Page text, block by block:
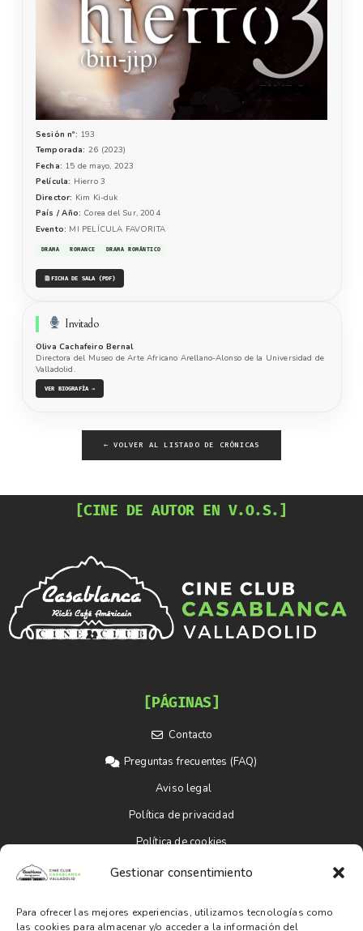
Gestionar consentimiento
Para ofrecer las mejores experiencias, utilizamos tecnologías como
las cookies para almacenar y/o acceder a la información del
Sesión nº: 193
Temporada: 26 (2023)
Fecha: 15 de mayo, 2023
Película: Hierro 3
Director: Kim Ki-duk
País / Año: Corea del Sur, 2004
Evento: MI PELÍCULA FAVORITA
DRAMA ROMANCE DRAMA ROMÁNTICO
FICHA DE SALA (PDF)
Invitado
Oliva Cachafeiro Bernal
Directora del Museo de Arte Africano Arellano-Alonso de la Universidad de
Valladolid.
VER BIOGRAFÍA →
← VOLVER AL LISTADO DE CRÓNICAS
[CINE DE AUTOR EN V.O.S.]
[PÁGINAS]
Contacto
Preguntas frecuentes (FAQ)
Aviso legal
Política de privacidad
Política de cookies
[SOCIAL MEDIA]